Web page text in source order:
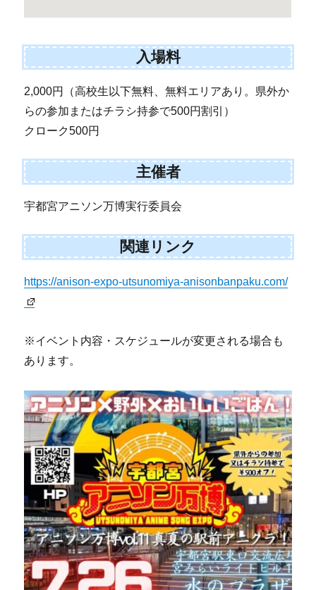
入場料
2,000円（高校生以下無料、無料エリアあり。県外か
らの参加またはチラシ持参で500円割引）
クローク500円
主催者
宇都宮アニソン万博実行委員会
関連リンク
https://anison-expo-utsunomiya-anisonbanpaku.com/
※イベント内容・スケジュールが変更される場合も
あります。